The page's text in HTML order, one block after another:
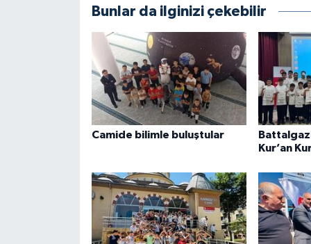
Bunlar da ilginizi çekebilir
Camide bilimle buluştular
Kur’an
Gümüşhane Müftülüğü
Hakkari Müftülüğü
Hatay Müftülüğü
Iğdır Müftülüğü
İstanbul Müftülüğü
İzmir Müftülüğü